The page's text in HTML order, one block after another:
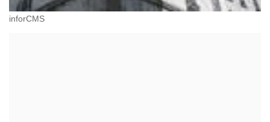
inforCMS